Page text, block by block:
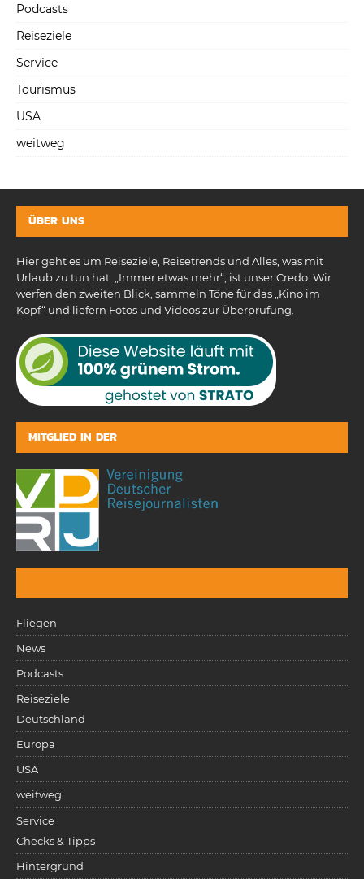
Podcasts
Reiseziele
Service
Tourismus
USA
weitweg
ÜBER UNS
Hier geht es um Reiseziele, Reisetrends und Alles, was mit
Urlaub zu tun hat. „Immer etwas mehr“, ist unser Credo. Wir
werfen den zweiten Blick, sammeln Töne für das „Kino im
Kopf“ und liefern Fotos und Videos zur Überprüfung.
MITGLIED IN DER
Fliegen
News
Podcasts
Reiseziele
Deutschland
Europa
USA
weitweg
Service
Checks & Tipps
Hintergrund